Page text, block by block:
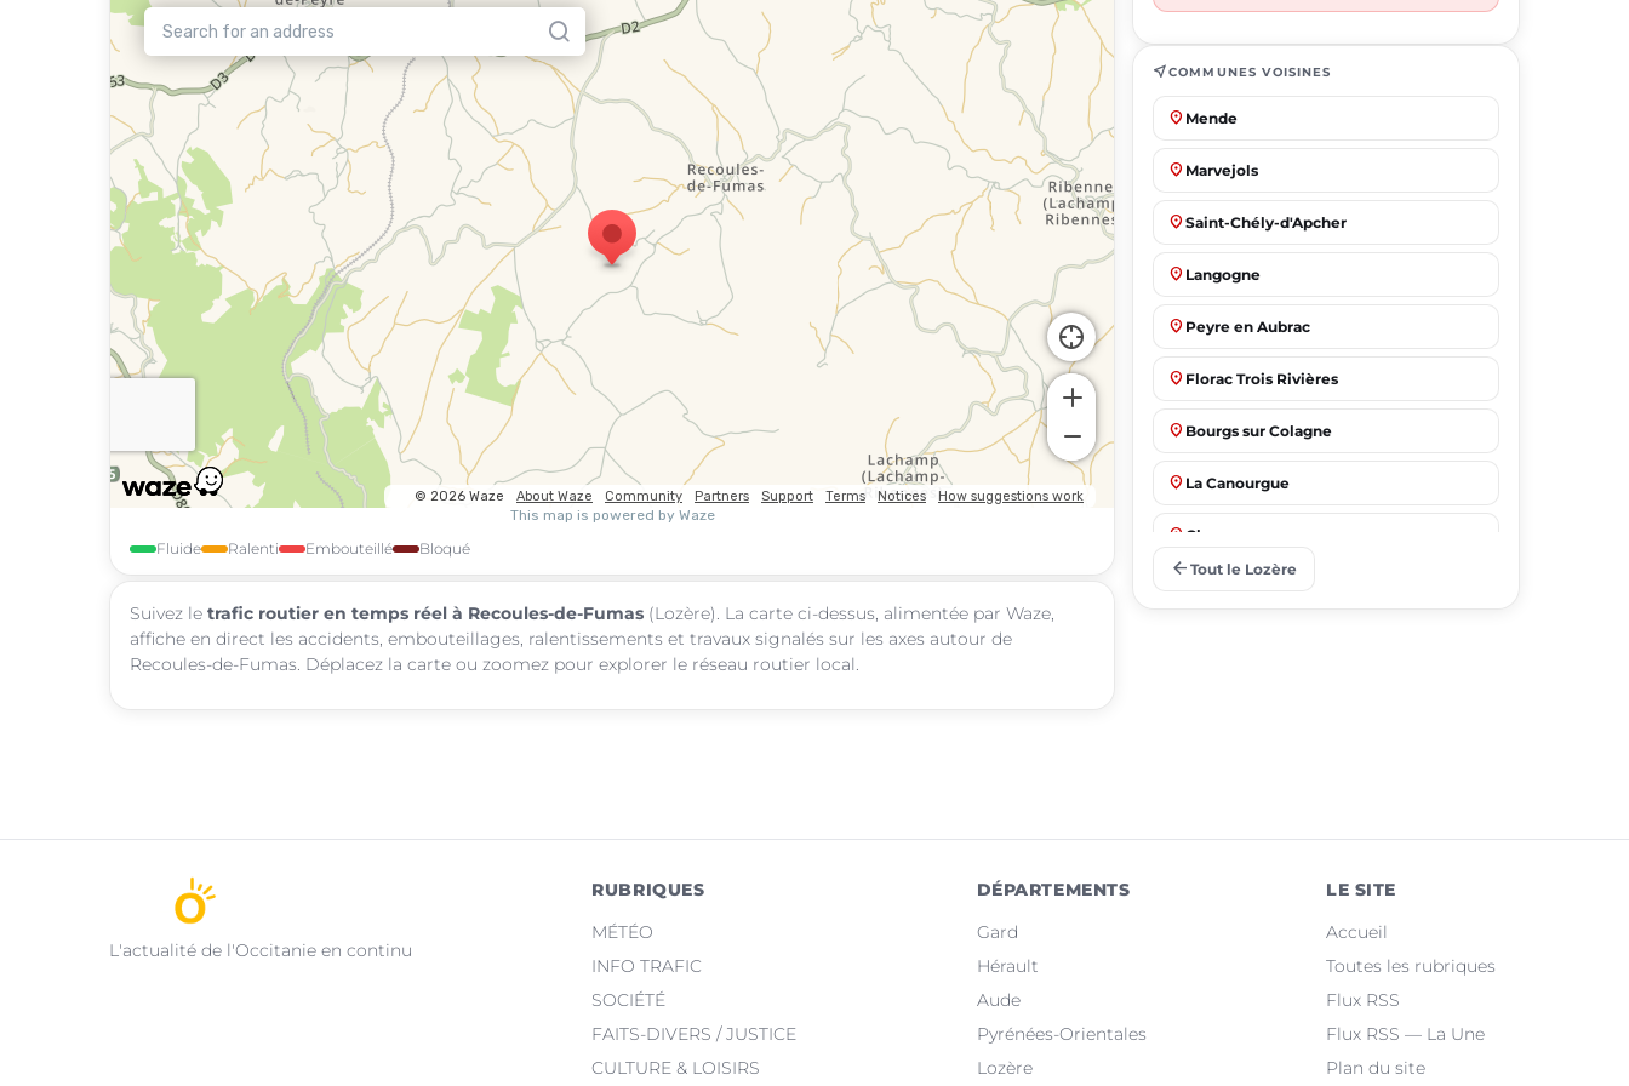
Fluide Ralenti Embouteillé Bloqué
Suivez le trafic routier en temps réel à Recoules-de-Fumas (Lozère). La carte ci-dessus, alimentée par Waze,
affiche en direct les accidents, embouteillages, ralentissements et travaux signalés sur les axes autour de
Recoules-de-Fumas. Déplacez la carte ou zoomez pour explorer le réseau routier local.
near_meCOMMUNES VOISINES
place Mende
place Marvejols
place Saint-Chély-d'Apcher
place Langogne
place Peyre en Aubrac
place Florac Trois Rivières
place Bourgs sur Colagne
place La Canourgue
place Chanac
Massegros Causses Gorges
arrow_back Tout le Lozère
L'actualité de l'Occitanie en continu
RUBRIQUES
MÉTÉO
INFO TRAFIC
SOCIÉTÉ
FAITS-DIVERS / JUSTICE
CULTURE & LOISIRS
DÉPARTEMENTS
Gard
Hérault
Aude
Pyrénées-Orientales
Lozère
LE SITE
Accueil
Toutes les rubriques
Flux RSS
Flux RSS — La Une
Plan du site